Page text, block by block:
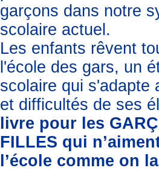
garçons dans notre
scolaire actuel.
Les enfants rêvent
l'école des gars, un
scolaire qui s'adapte
et difficultés de ses
livre pour les
FILLES qui
l’école comme on